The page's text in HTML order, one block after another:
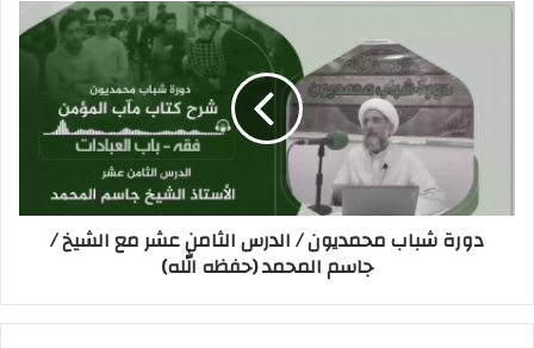
دورة شباب محمديون / الدرس الثامن عشر مع الشيخ /
جاسم المحمد (حفظه الله)